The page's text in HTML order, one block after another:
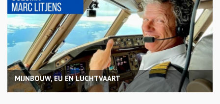
MIJNBOUW, EU EN LUCHTVAART